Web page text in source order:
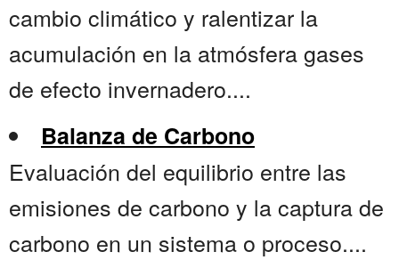
cambio climático y ralentizar la
acumulación en la atmósfera gases
de efecto invernadero....
Balanza de Carbono
Evaluación del equilibrio entre las
emisiones de carbono y la captura de
carbono en un sistema o proceso....